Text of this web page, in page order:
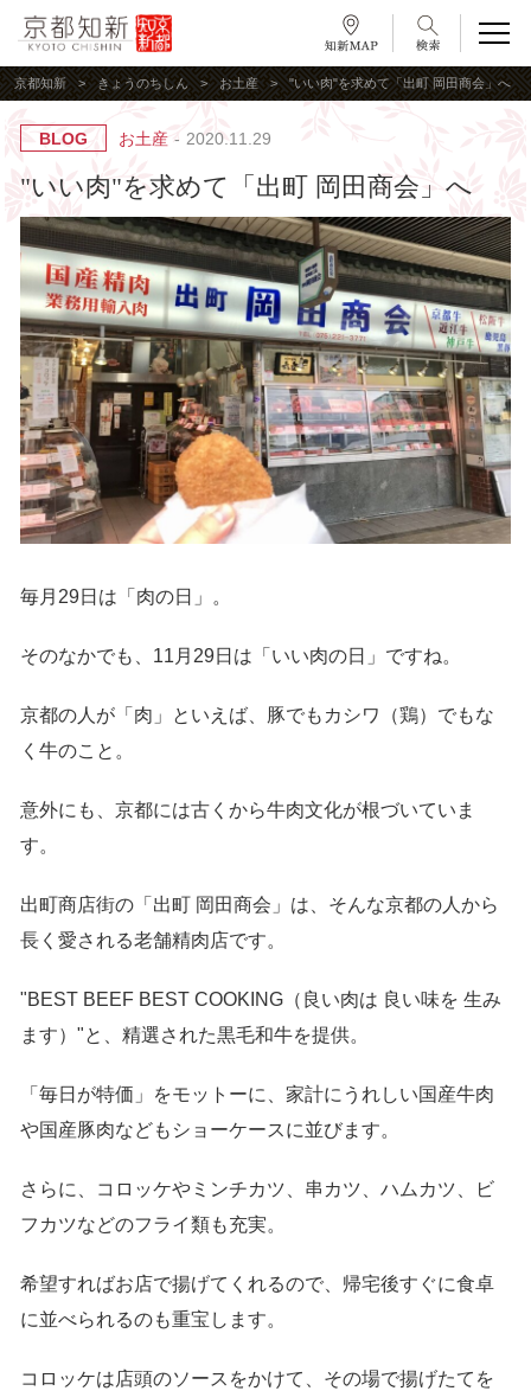
京都知新 きょうのちしん お土産 "いい肉"を求めて「出町 岡田商会」へ
BLOG お土産 2020.11.29
"いい肉"を求めて「出町 岡田商会」へ
毎月29日は「肉の日」。
そのなかでも、11月29日は「いい肉の日」ですね。
京都の人が「肉」といえば、豚でもカシワ（鶏）でもな
く牛のこと。
意外にも、京都には古くから牛肉文化が根づいていま
す。
出町商店街の「出町 岡田商会」は、そんな京都の人から
長く愛される老舗精肉店です。
"BEST BEEF BEST COOKING（良い肉は 良い味を 生み
ます）"と、 精選された黒毛和牛を提供。
「毎日が特価」をモットーに、家計にうれしい国産牛肉
や国産豚肉などもショーケースに並びます。
さらに、コロッケやミンチカツ、串カツ、ハムカツ、ビ
フカツなどのフライ類も充実。
希望すればお店で揚げてくれるので、帰宅後すぐに食卓
に並べられるのも重宝します。
コロッケは店頭のソースをかけて、その場で揚げたてを